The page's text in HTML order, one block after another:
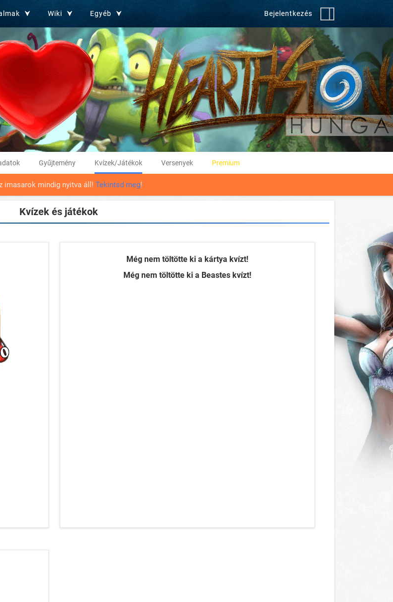
Wiki Egyéb Bejelentkezés
Gyűjtemény Kvízek/Játékok Versenyek Premium
imasarok mindig nyitva áll! Tekintsd meg!
Kvízek és játékok
Még nem töltötte ki a kártya kvízt!
Még nem töltötte ki a Beastes kvízt!